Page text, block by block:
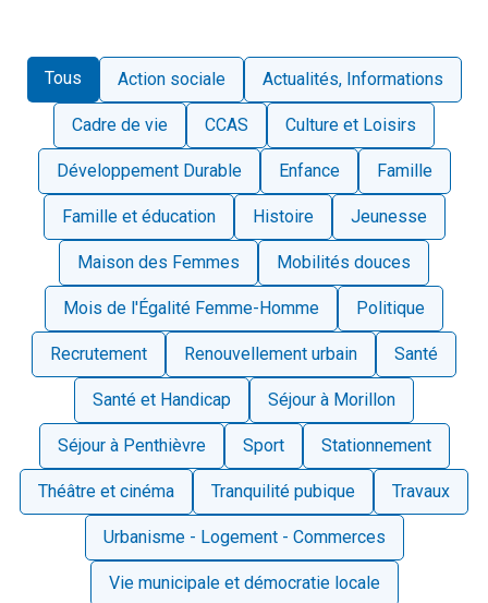
Tous Action sociale Actualités, Informations
Cadre de vie CCAS Culture et Loisirs
Développement Durable Enfance Famille
Famille et éducation Histoire Jeunesse
Maison des Femmes Mobilités douces
Mois de l'Égalité Femme-Homme Politique
Recrutement Renouvellement urbain Santé
Santé et Handicap Séjour à Morillon
Séjour à Penthièvre Sport Stationnement
Théâtre et cinéma Tranquilité pubique Travaux
Urbanisme - Logement - Commerces
Vie municipale et démocratie locale